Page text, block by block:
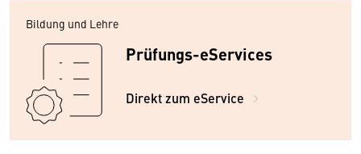
Bildung und Lehre
Prüfungs-eServices
Direkt zum eService